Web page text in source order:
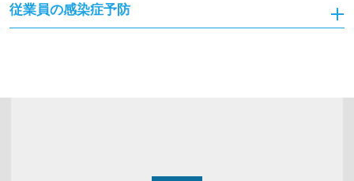
従業員の感染症予防